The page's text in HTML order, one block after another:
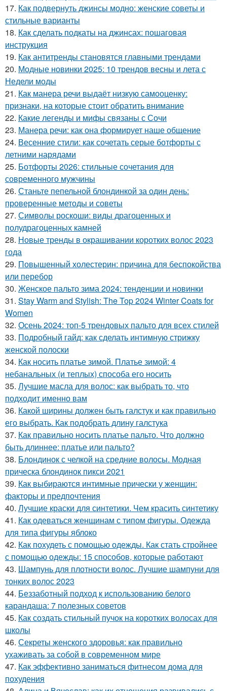
17. Как подвернуть джинсы модно: женские советы и
стильные варианты
18. Как сделать подкаты на джинсах: пошаговая
инструкция
19. Как антитренды становятся главными трендами
20. Модные новинки 2025: 10 трендов весны и лета с
Недели моды
21. Как манера речи выдаёт низкую самооценку:
признаки, на которые стоит обратить внимание
22. Какие легенды и мифы связаны с Сочи
23. Манера речи: как она формирует наше общение
24. Весенние стили: как сочетать серые ботфорты с
летними нарядами
25. Ботфорты 2026: стильные сочетания для
современного мужчины
26. Станьте пепельной блондинкой за один день:
проверенные методы и советы
27. Символы роскоши: виды драгоценных и
полудрагоценных камней
28. Новые тренды в окрашивании коротких волос 2023
года
29. Повышенный холестерин: причина для беспокойства
или перебор
30. Женское пальто зима 2024: тенденции и новинки
31. Stay Warm and Stylish: The Top 2024 Winter Coats for
Women
32. Осень 2024: топ-5 трендовых пальто для всех стилей
33. Подробный гайд: как сделать интимную стрижку
женской полоски
34. Как носить платье зимой. Платье зимой: 4
небанальных (и теплых) способа его носить
35. Лучшие масла для волос: как выбрать то, что
подходит именно вам
36. Какой ширины должен быть галстук и как правильно
его выбрать. Как подобрать длину галстука
37. Как правильно носить платье пальто. Что должно
быть длиннее: платье или пальто?
38. Блондинок с челкой на средние волосы. Модная
прическа блондинок пикси 2021
39. Как выбираются интимные прически у женщин:
факторы и предпочтения
40. Лучшие краски для синтетики. Чем красить синтетику
41. Как одеваться женщинам с типом фигуры. Одежда
для типа фигуры яблоко
42. Как похудеть с помощью одежды. Как стать стройнее
с помощью одежды: 15 способов, которые работают
43. Шампунь для плотности волос. Лучшие шампуни для
тонких волос 2023
44. Беззаботный подход к использованию белого
карандаша: 7 полезных советов
45. Как создать стильный пучок на коротких волосах для
школы
46. Секреты женского здоровья: как правильно
ухаживать за собой в современном мире
47. Как эффективно заниматься фитнесом дома для
похудения